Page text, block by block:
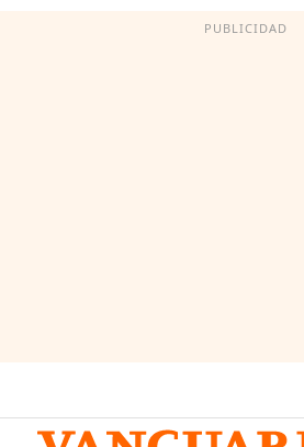
PUBLICIDAD